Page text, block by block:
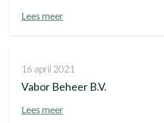
Lees meer
16 april 2021
Vabor Beheer B.V.
Lees meer